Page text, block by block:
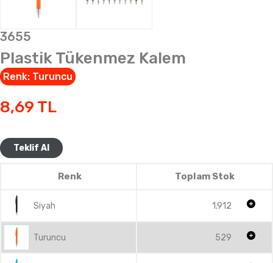
3655
Plastik Tükenmez Kalem
Renk: Turuncu
8,69 TL
Teklif Al
Renk Toplam Stok
Siyah 1.912
Turuncu 529